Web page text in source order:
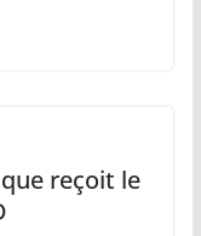
reçoit le